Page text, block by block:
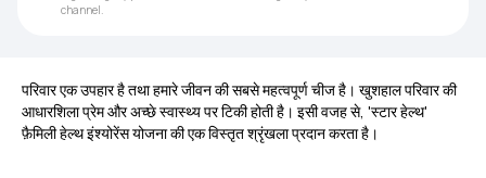
channel.
परिवार एक उपहार है तथा हमारे जीवन की सबसे महत्वपूर्ण चीज है। खुशहाल परिवार की
आधारशिला प्रेम और अच्छे स्वास्थ्य पर टिकी होती है। इसी वजह से, 'स्टार हेल्थ'
फ़ैमिली हेल्थ इंश्योरेंस योजना की एक विस्तृत श्रृंखला प्रदान करता है।